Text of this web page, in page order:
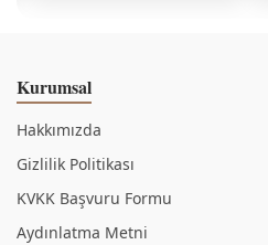
Kurumsal
Hakkımızda
Gizlilik Politikası
KVKK Başvuru Formu
Aydınlatma Metni